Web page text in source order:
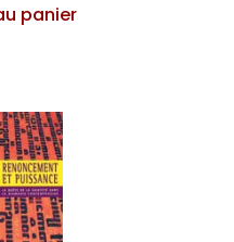
panier